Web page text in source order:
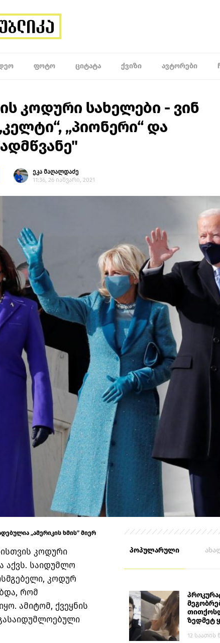
ᲤᲝᲢᲝ ᲪᲘᲢᲐᲢᲐ ᲥᲕᲘᲖᲘ ᲐᲕᲢᲝᲠᲔᲑᲘ
კოდური სახელები - ვინ
„პიონერი“ და
ეკა მაღალდაძე
11:36, 26 იანვარი, 2021
„ამერიკის ხმის” მიერ
კოდური
აქვს. საიდუმლო
კოდურ
რომ
ამიტომ, ქვეყნის
პოპულარული
ზედმეტ
12 საათის